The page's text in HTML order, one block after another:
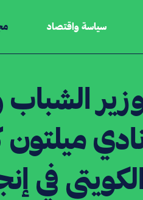
سياسة واقتصاد
ميلتون
الكويتي في